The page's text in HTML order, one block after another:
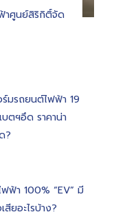
าศูนย์สิริกิติ์จัด
มรถยนต์ไฟฟ้า 19
บตฯอึด ราคาน่า
?
ฟ้า 100% “EV” มี
ยอะไรบ้าง?